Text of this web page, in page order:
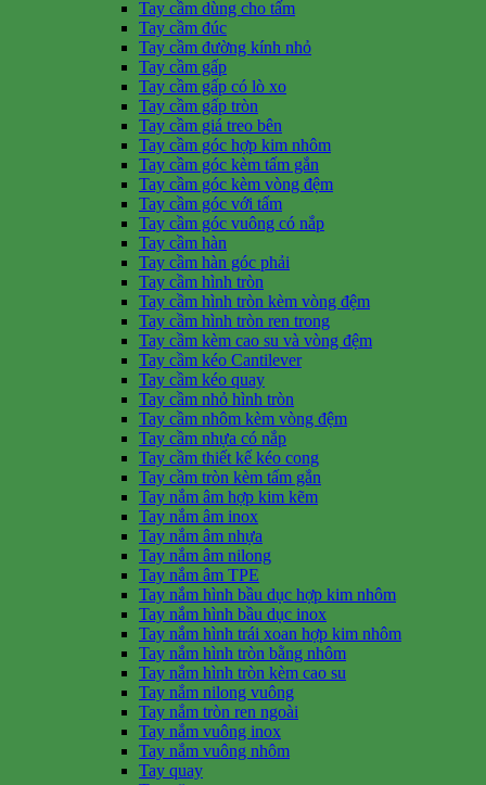
Tay cầm dùng cho tấm
Tay cầm đúc
Tay cầm đường kính nhỏ
Tay cầm gấp
Tay cầm gấp có lò xo
Tay cầm gấp tròn
Tay cầm giá treo bên
Tay cầm góc hợp kim nhôm
Tay cầm góc kèm tấm gắn
Tay cầm góc kèm vòng đệm
Tay cầm góc với tấm
Tay cầm góc vuông có nắp
Tay cầm hàn
Tay cầm hàn góc phải
Tay cầm hình tròn
Tay cầm hình tròn kèm vòng đệm
Tay cầm hình tròn ren trong
Tay cầm kèm cao su và vòng đệm
Tay cầm kéo Cantilever
Tay cầm kéo quay
Tay cầm nhỏ hình tròn
Tay cầm nhôm kèm vòng đệm
Tay cầm nhựa có nắp
Tay cầm thiết kế kéo cong
Tay cầm tròn kèm tấm gắn
Tay nắm âm hợp kim kẽm
Tay nắm âm inox
Tay nắm âm nhựa
Tay nắm âm nilong
Tay nắm âm TPE
Tay nắm hình bầu dục hợp kim nhôm
Tay nắm hình bầu dục inox
Tay nắm hình trái xoan hợp kim nhôm
Tay nắm hình tròn bằng nhôm
Tay nắm hình tròn kèm cao su
Tay nắm nilong vuông
Tay nắm tròn ren ngoài
Tay nắm vuông inox
Tay nắm vuông nhôm
Tay quay